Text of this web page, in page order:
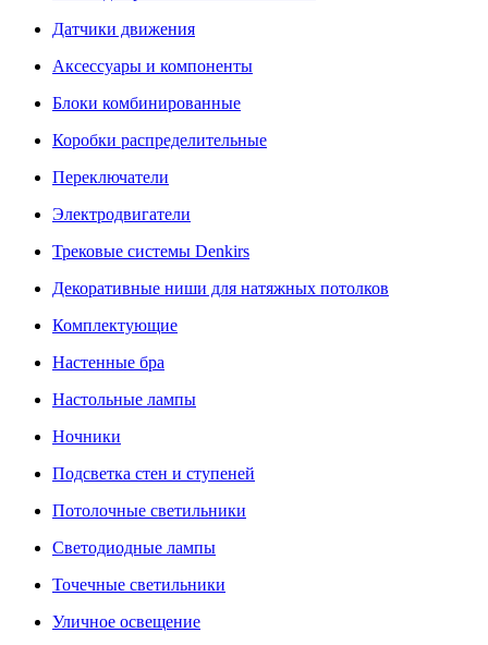
Датчики движения
Аксессуары и компоненты
Блоки комбинированные
Коробки распределительные
Переключатели
Электродвигатели
Трековые системы Denkirs
Декоративные ниши для натяжных потолков
Комплектующие
Настенные бра
Настольные лампы
Ночники
Подсветка стен и ступеней
Потолочные светильники
Светодиодные лампы
Точечные светильники
Уличное освещение